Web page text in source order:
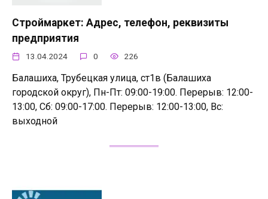
Строймаркет: Адрес, телефон, реквизиты
предприятия
13.04.2024 0 226
Балашиха, Трубецкая улица, ст1в (Балашиха
городской округ), Пн-Пт: 09:00-19:00. Перерыв: 12:00-
13:00, Сб: 09:00-17:00. Перерыв: 12:00-13:00, Вс:
выходной